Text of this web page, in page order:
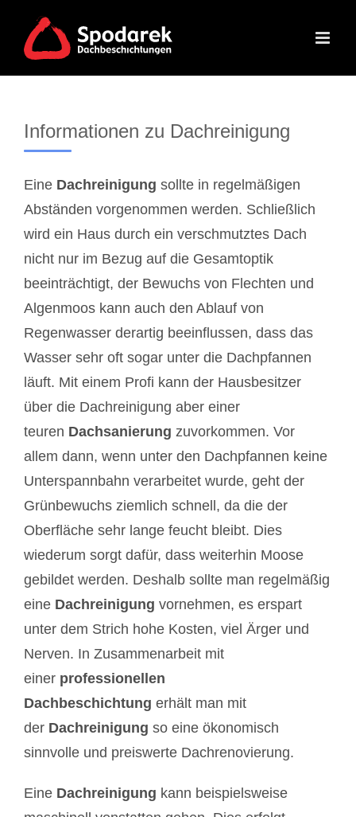
content
Informationen zu Dachreinigung
Eine Dachreinigung sollte in regelmäßigen
Abständen vorgenommen werden. Schließlich
wird ein Haus durch ein verschmutztes Dach
nicht nur im Bezug auf die Gesamtoptik
beeinträchtigt, der Bewuchs von Flechten und
Algenmoos kann auch den Ablauf von
Regenwasser derartig beeinflussen, dass das
Wasser sehr oft sogar unter die Dachpfannen
läuft. Mit einem Profi kann der Hausbesitzer
über die Dachreinigung aber einer
teuren Dachsanierung zuvorkommen. Vor
allem dann, wenn unter den Dachpfannen keine
Unterspannbahn verarbeitet wurde, geht der
Grünbewuchs ziemlich schnell, da die der
Oberfläche sehr lange feucht bleibt. Dies
wiederum sorgt dafür, dass weiterhin Moose
gebildet werden. Deshalb sollte man regelmäßig
eine Dachreinigung vornehmen, es erspart
unter dem Strich hohe Kosten, viel Ärger und
Nerven. In Zusammenarbeit mit
einer professionellen
Dachbeschichtung erhält man mit
der Dachreinigung so eine ökonomisch
sinnvolle und preiswerte Dachrenovierung.
Eine Dachreinigung kann beispielsweise